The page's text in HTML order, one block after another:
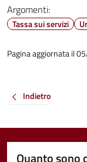
Argomenti:
Tassa sui servizi
Pagina aggiornata il
Indietro
Quanto sono